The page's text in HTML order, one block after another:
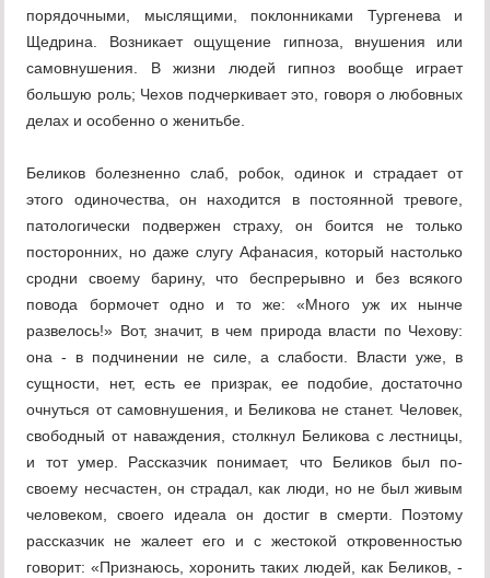
порядочными, мыслящими, поклонниками Тургенева и
Щедрина. Возникает ощущение гипноза, внушения или
самовнушения. В жизни людей гипноз вообще играет
большую роль; Чехов подчеркивает это, говоря о любовных
делах и особенно о женитьбе.
Беликов болезненно слаб, робок, одинок и страдает от
этого одиночества, он находится в постоянной тревоге,
патологически подвержен страху, он боится не только
посторонних, но даже слугу Афанасия, который настолько
сродни своему барину, что беспрерывно и без всякого
повода бормочет одно и то же: «Много уж их нынче
развелось!» Вот, значит, в чем природа власти по Чехову:
она - в подчинении не силе, а слабости. Власти уже, в
сущности, нет, есть ее призрак, ее подобие, достаточно
очнуться от самовнушения, и Беликова не станет. Человек,
свободный от наваждения, столкнул Беликова с лестницы,
и тот умер. Рассказчик понимает, что Беликов был по-
своему несчастен, он страдал, как люди, но не был живым
человеком, своего идеала он достиг в смерти. Поэтому
рассказчик не жалеет его и с жестокой откровенностью
говорит: «Признаюсь, хоронить таких людей, как Беликов, -